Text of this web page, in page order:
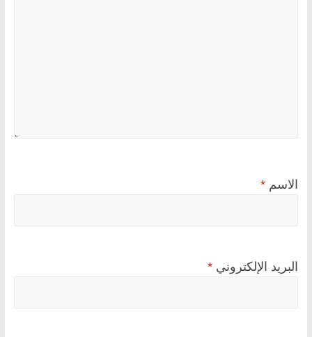
الاسم *
البريد الإلكتروني *